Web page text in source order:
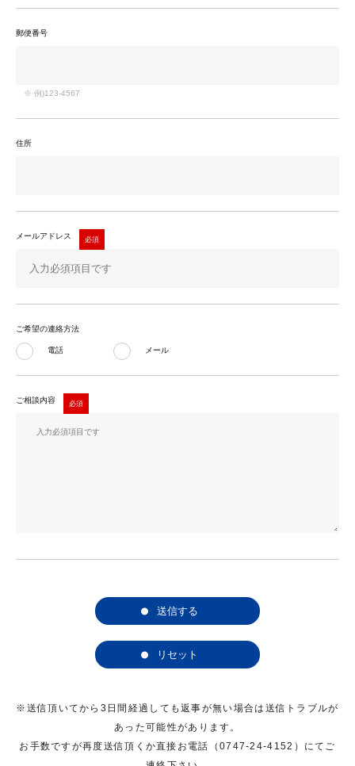
郵便番号
※ 例)123-4567
住所
メールアドレス
ご希望の連絡方法
電話 メール
ご相談内容
送信する
リセット
※送信頂いてから3日間経過しても返事が無い場合は送信トラブルが
あった可能性があります。
お手数ですが再度送信頂くか直接お電話（0747-24-4152）にてご